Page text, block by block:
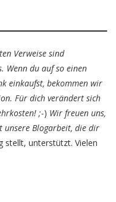
Verweise sind
Wenn du auf so einen
einkaufst, bekommen wir
Für dich verändert sich
;-) Wir freuen uns,
unsere Blogarbeit, die dir
stellt, unterstützt. Vielen